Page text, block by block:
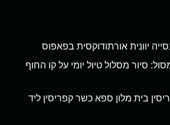
סיור מסלול טיול יומי על קו החוף
בית מלון ספא כשר קפריסין ליד